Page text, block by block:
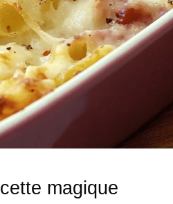
magique